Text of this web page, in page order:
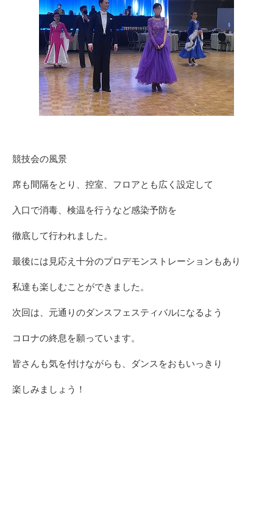
競技会の風景
席も間隔をとり、控室、フロアとも広く設定して
入口で消毒、検温を行うなど感染予防を
徹底して行われました。
最後には見応え十分のプロデモンストレーションもあり
私達も楽しむことができました。
次回は、元通りのダンスフェスティバルになるよう
コロナの終息を願っています。
皆さんも気を付けながらも、ダンスをおもいっきり
楽しみましょう！